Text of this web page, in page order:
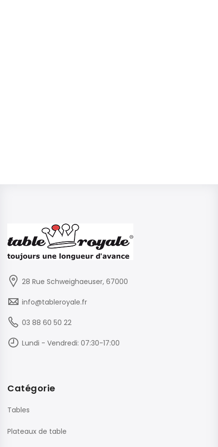
28 Rue Schweighaeuser, 67000
info@tableroyale.fr
03 88 60 50 22
Lundi - Vendredi: 07:30-17:00
Catégorie
Tables
Plateaux de table